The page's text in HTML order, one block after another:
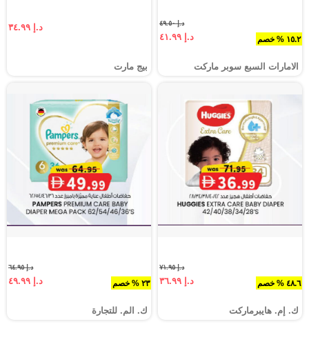
١٥.٢ % خصم
د.إ ٤٩.٥٠
د.إ ٤١.٩٩
الامارات السبع سوبر ماركت
د.إ ٣٤.٩٩
بيج مارت
٤٨.٦ % خصم
د.إ ٧١.٩٥
د.إ ٣٦.٩٩
ك. إم. هايبرماركت
٢٣ % خصم
د.إ ٦٤.٩٥
د.إ ٤٩.٩٩
ك. الم. للتجارة